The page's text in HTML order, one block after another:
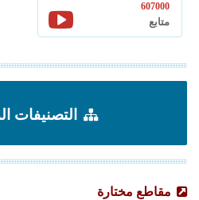
607000
متابع
التصنيفات
مقاطع مختارة